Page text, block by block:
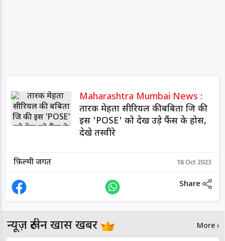
Maharashtra Mumbai News :
तारक मेहता सीरियल की बबिता जि की
इस 'POSE' को देख उड़े फैंस के होस,
देखे तस्वीरे
फ़िल्मी जगत 18 Oct 2023
Share
न्यूज़ रूटीन खास खबर More ›